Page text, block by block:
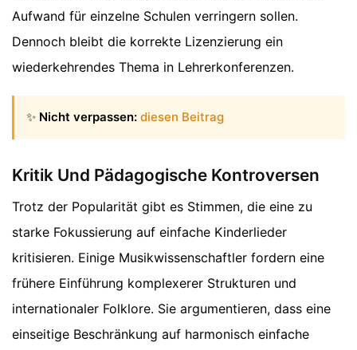
Aufwand für einzelne Schulen verringern sollen.
Dennoch bleibt die korrekte Lizenzierung ein
wiederkehrendes Thema in Lehrerkonferenzen.
✨ Nicht verpassen: diesen Beitrag
Kritik Und Pädagogische Kontroversen
Trotz der Popularität gibt es Stimmen, die eine zu
starke Fokussierung auf einfache Kinderlieder
kritisieren. Einige Musikwissenschaftler fordern eine
frühere Einführung komplexerer Strukturen und
internationaler Folklore. Sie argumentieren, dass eine
einseitige Beschränkung auf harmonisch einfache